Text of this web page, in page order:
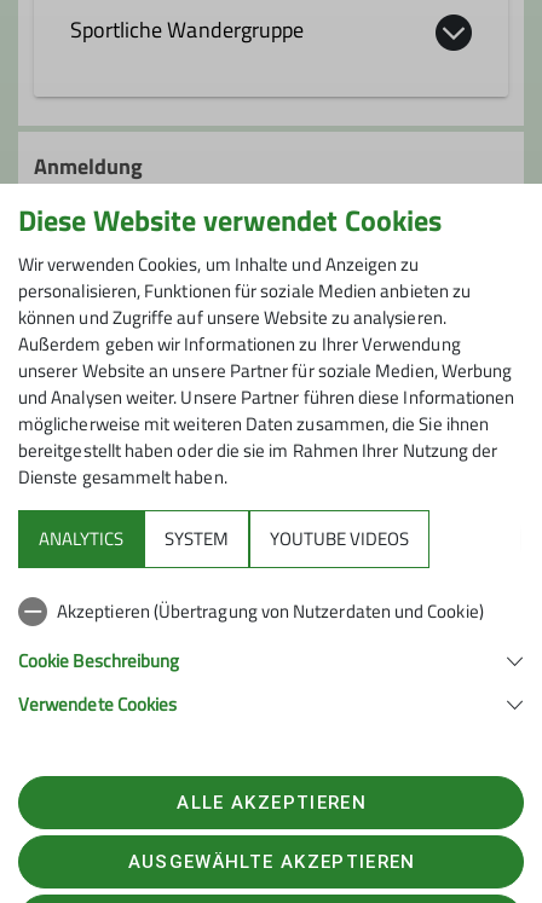
Sportliche Wandergruppe
Geführt werden diese Wanderungen vom
zertifizierten Ernährungsberater bzw.
Gesundheitswanderführer von den
Ernährungswanderern Markus Strauch.
Parkplatz in der Albert-Ruckdeschel-
Straße 2 (bei Fressnapf / Norma) in
Kulmbach. Von hier aus werden
Fahrgemeinschaften gebildet.
Voraussetzungen: Kondition für min. 5
Stunden Gehzeit bei ca. 17 bis 27 km je
Tour, bis 1000 Hm, Geschwindigkeit ca.
4,5 km/h, Trittsicherheit, entsprechende
Wanderkleidung, ggfs. Wanderstöcke und
im Frühjahr und Herbst Stirnlampen.
Anmeldung: erforderlich bis 19:00 Uhr
des vorhergehenden Donnerstags.
Anmeldung
Anmeldung bei Markus Strauch (0175/3661468)
bis 19:00 Uhr erforderlich!
Anmeldung bis
24.09.2026
Sektion
Unsere Homepages
95301 Kulmbach
Telefon +4917678023208
Diese Website verwendet Cookies
Wir verwenden Cookies, um Inhalte und Anzeigen zu
personalisieren, Funktionen für soziale Medien anbieten zu
können und Zugriffe auf unsere Website zu analysieren.
Außerdem geben wir Informationen zu Ihrer Verwendung
unserer Website an unsere Partner für soziale Medien, Werbung
und Analysen weiter. Unsere Partner führen diese Informationen
möglicherweise mit weiteren Daten zusammen, die Sie ihnen
bereitgestellt haben oder die sie im Rahmen Ihrer Nutzung der
Dienste gesammelt haben.
ANALYTICS SYSTEM YOUTUBE VIDEOS
Akzeptieren (Übertragung von Nutzerdaten und Cookie)
Cookie Beschreibung
Verwendete Cookies
ALLE AKZEPTIEREN
AUSGEWÄHLTE AKZEPTIEREN